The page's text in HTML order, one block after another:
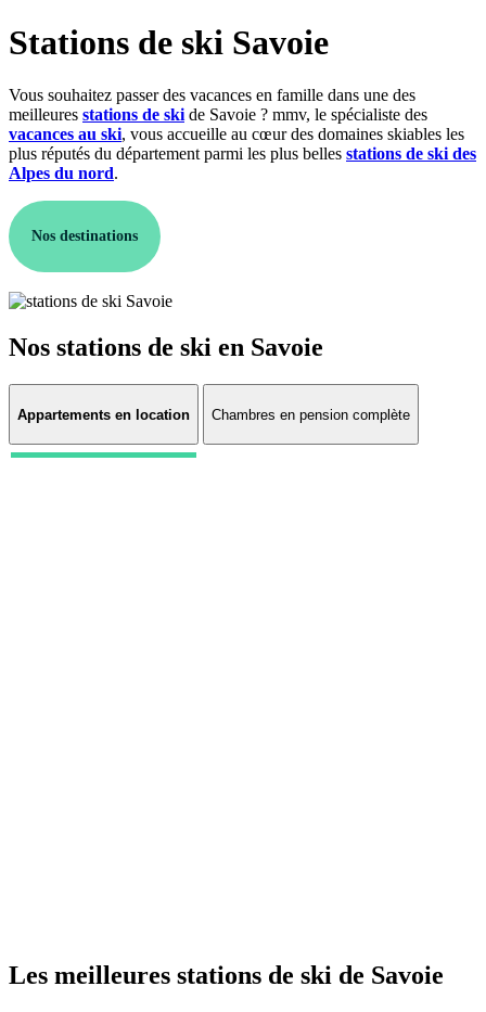
Stations de ski Savoie
Vous souhaitez passer des vacances en famille dans une des
meilleures stations de ski de Savoie ? mmv, le spécialiste des
vacances au ski, vous accueille au cœur des domaines skiables les
plus réputés du département parmi les plus belles stations de ski des
Alpes du nord.
Nos destinations
Nos stations de ski en Savoie
Appartements en location Chambres en pension complète
Les meilleures stations de ski de Savoie